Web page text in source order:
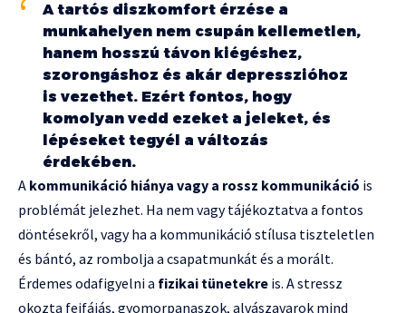
A tartós diszkomfort érzése a
munkahelyen nem csupán kellemetlen,
hanem hosszú távon kiégéshez,
szorongáshoz és akár depresszióhoz
is vezethet. Ezért fontos, hogy
komolyan vedd ezeket a jeleket, és
lépéseket tegyél a változás
érdekében.
A kommunikáció hiánya vagy a rossz kommunikáció is
problémát jelezhet. Ha nem vagy tájékoztatva a fontos
döntésekről, vagy ha a kommunikáció stílusa tiszteletlen
és bántó, az rombolja a csapatmunkát és a morált.
Érdemes odafigyelni a fizikai tünetekre is. A stressz
okozta fejfájás, gyomorpanaszok, alvászavarok mind